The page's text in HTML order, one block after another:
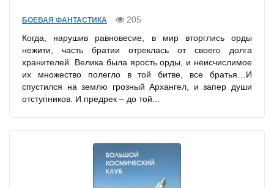
БОЕВАЯ ФАНТАСТИКА
205
Когда, нарушив равновесие, в мир вторглись орды
нежити, часть братии отреклась от своего долга
хранителей. Велика была ярость орды, и неисчислимое
их множество полегло в той битве, все братья…И
спустился на землю грозный Архангел, и запер души
отступников. И предрек – до той...